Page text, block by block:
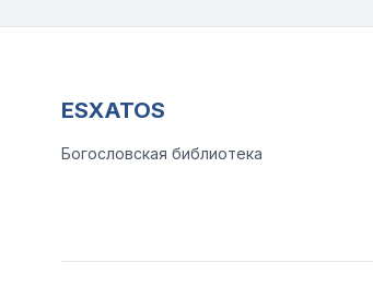
ESXATOS
Богословская библиотека